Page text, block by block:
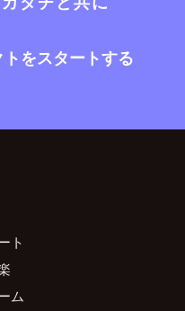
をスタートする
ト
ム